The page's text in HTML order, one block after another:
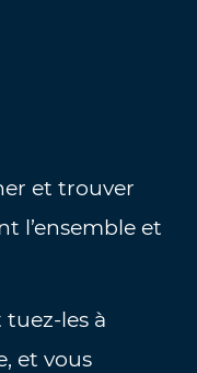
et trouver
l’ensemble et
tuez-les à
et vous